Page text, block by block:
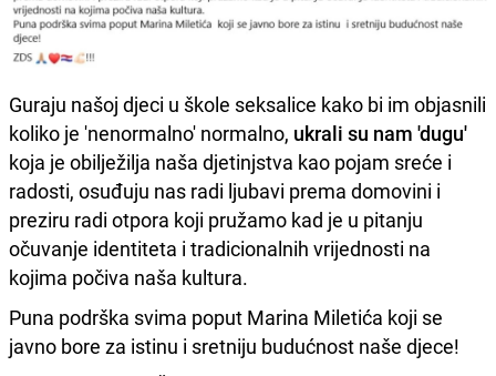
Guraju našoj djeci u škole seksalice kako bi im objasnili
koliko je 'nenormalno' normalno, ukrali su nam 'dugu'
koja je obilježilja naša djetinjstva kao pojam sreće i
radosti, osuđuju nas radi ljubavi prema domovini i
preziru radi otpora koji pružamo kad je u pitanju
očuvanje identiteta i tradicionalnih vrijednosti na
kojima počiva naša kultura.
Puna podrška svima poput Marina Miletića koji se
javno bore za istinu i sretniju budućnost naše djece!